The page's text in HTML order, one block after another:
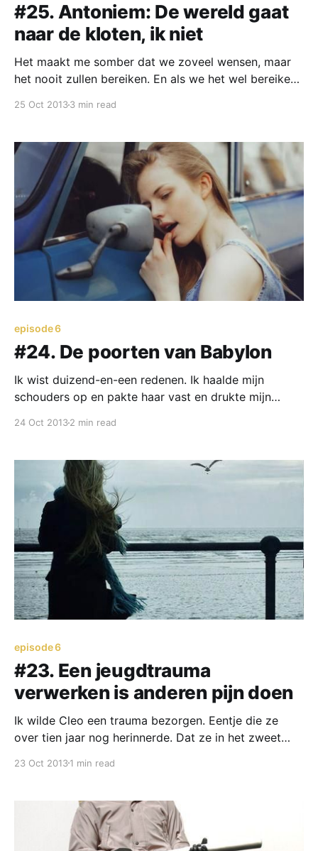
#25. Antoniem: De wereld gaat
naar de kloten, ik niet
Het maakt me somber dat we zoveel wensen, maar
het nooit zullen bereiken. En als we het wel bereiken,
25 Oct 20133 min read
episode 6
#24. De poorten van Babylon
Ik wist duizend-en-een redenen. Ik haalde mijn
schouders op en pakte haar vast en drukte mijn
24 Oct 20132 min read
episode 6
#23. Een jeugdtrauma
verwerken is anderen pijn doen
Ik wilde Cleo een trauma bezorgen. Eentje die ze
over tien jaar nog herinnerde. Dat ze in het zweet
23 Oct 20131 min read